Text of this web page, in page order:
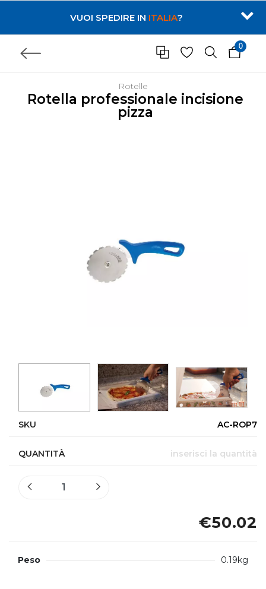
VUOI SPEDIRE IN ITALIA?
0
Rotelle
Rotella professionale incisione
pizza
SKU AC-ROP7
QUANTITÀ inserisci la quantità
€50.02
Peso 0.19kg